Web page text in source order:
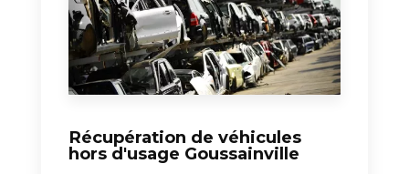
Récupération de véhicules
hors d'usage Goussainville